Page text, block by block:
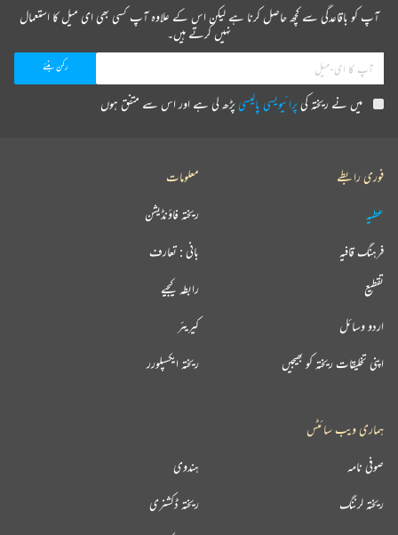
آپ کو باقاعدگی سے کچھ حاصل کرنا ہے لیکن اس کے علاوہ آپ کسی بھی ای میل کا استعمال
نہیں کرتے ہیں۔
میں نے ریختہ کیپرائیویسی پالیسیپڑھ لی ہے اور اس سے متفق ہوں
فوری رابطے
عطیہ
فرہنگ قافیہ
تقطیع
اردو وسائل
اپنی تخلیقات ریختہ کو بھیجیں
معلومات
ریختہ فاؤنڈیشن
بانی : تعارف
رابطہ کیجیے
کیریئر
ریختہ ایکسپلورر
ہماری ویب سائٹس
ہندوی صوفی نامہ
ریختہ ڈکشنری ریختہ لرننگ